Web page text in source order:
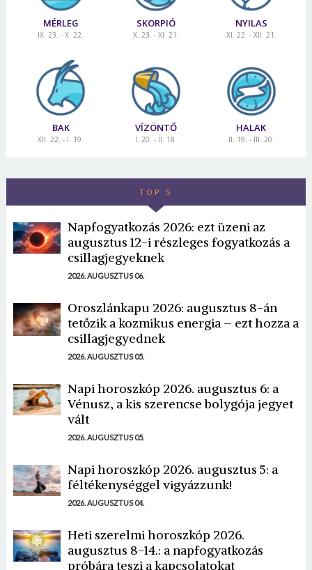
MÉRLEG
IX. 23. - X. 22.
SKORPIÓ
X. 23. - XI. 21.
NYILAS
XI. 22. - XII. 21.
BAK
XII. 22. - I. 19.
VÍZÖNTŐ
I. 20. - II. 18.
HALAK
II. 19. - III. 20.
TOP 5
Napfogyatkozás 2026: ezt üzeni az
augusztus 12-i részleges fogyatkozás a
csillagjegyeknek
2026. AUGUSZTUS 06.
Oroszlánkapu 2026: augusztus 8-án
tetőzik a kozmikus energia – ezt hozza a
csillagjegyednek
2026. AUGUSZTUS 05.
Napi horoszkóp 2026. augusztus 6: a
Vénusz, a kis szerencse bolygója jegyet
vált
2026. AUGUSZTUS 05.
Napi horoszkóp 2026. augusztus 5: a
féltékenységgel vigyázzunk!
2026. AUGUSZTUS 04.
Heti szerelmi horoszkóp 2026.
augusztus 8-14.: a napfogyatkozás
próbára teszi a kapcsolatokat